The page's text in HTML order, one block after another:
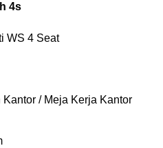
4s
/ Meja Kerja Kantor